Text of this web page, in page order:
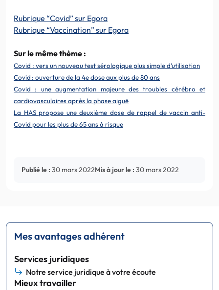
Rubrique “Covid” sur Egora
Rubrique “Vaccination” sur Egora
Sur le même thème :
Covid : vers un nouveau test sérologique plus simple d’utilisation
Covid : ouverture de la 4e dose aux plus de 80 ans
Covid : une augmentation majeure des troubles cérébro et
cardiovasculaires après la phase aiguë
La HAS propose une deuxième dose de rappel de vaccin anti-
Covid pour les plus de 65 ans à risque
Publié le : 30 mars 2022Mis à jour le : 30 mars 2022
Mes avantages adhérent
Services juridiques
Notre service juridique à votre écoute
Mieux travailler